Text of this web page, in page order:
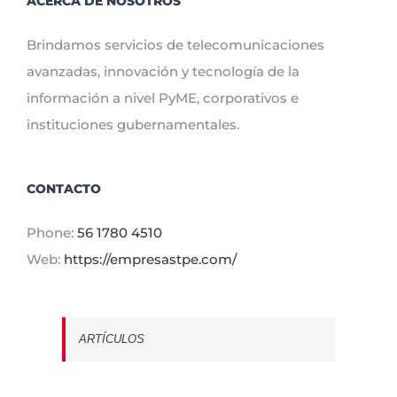
Brindamos servicios de telecomunicaciones
avanzadas, innovación y tecnología de la
información a nivel PyME, corporativos e
instituciones gubernamentales.
CONTACTO
Phone: 56 1780 4510
Web: https://empresastpe.com/
ARTÍCULOS